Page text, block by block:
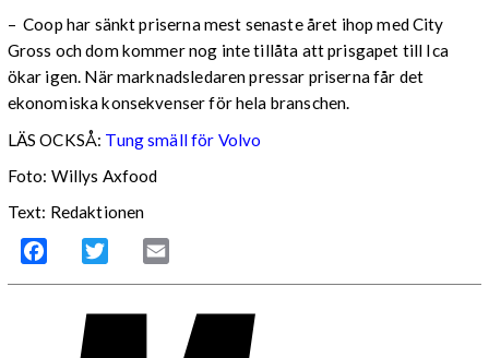
– Coop har sänkt priserna mest senaste året ihop med City
Gross och dom kommer nog inte tillåta att prisgapet till Ica
ökar igen. När marknadsledaren pressar priserna får det
ekonomiska konsekvenser för hela branschen.
LÄS OCKSÅ: Tung smäll för Volvo
Foto: Willys Axfood
Text: Redaktionen
Facebook Twitter